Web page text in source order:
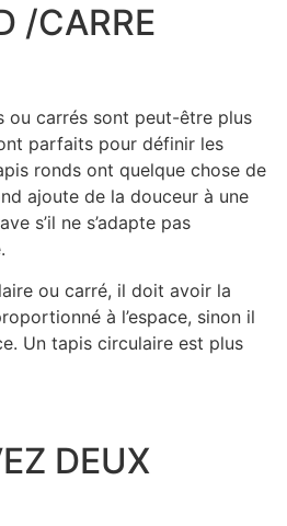
/CARRE
ou carrés sont peut-être plus
parfaits pour définir les
ronds ont quelque chose de
ajoute de la douceur à une
s’il ne s’adapte pas
ou carré, il doit avoir la
à l’espace, sinon il
Un tapis circulaire est plus
DEUX